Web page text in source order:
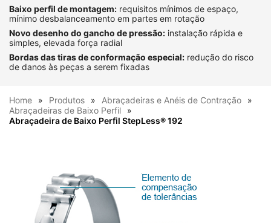
Baixo perfil de montagem: requisitos mínimos de espaço,
mínimo desbalanceamento em partes em rotação
Novo desenho do gancho de pressão: instalação rápida e
simples, elevada força radial
Bordas das tiras de conformação especial: redução do risco
de danos às peças a serem fixadas
Home Produtos
Abraçadeiras e Anéis de Contração
Abraçadeiras de Baixo Perfil
Abraçadeira de Baixo Perfil StepLess® 192